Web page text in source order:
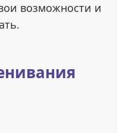
возможности и